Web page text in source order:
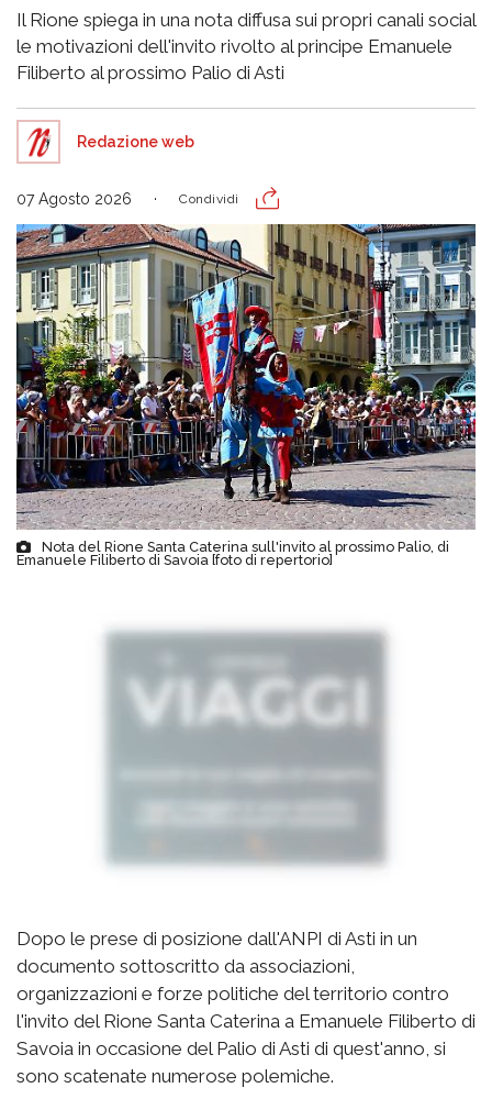
Il Rione spiega in una nota diffusa sui propri canali social
le motivazioni dell'invito rivolto al principe Emanuele
Filiberto al prossimo Palio di Asti
Redazione web
07 Agosto 2026 Condividi
Nota del Rione Santa Caterina sull'invito al prossimo Palio, di
Emanuele Filiberto di Savoia [foto di repertorio]
Dopo le prese di posizione dall'ANPI di Asti in un
documento sottoscritto da associazioni,
organizzazioni e forze politiche del territorio contro
l'invito del Rione Santa Caterina a Emanuele Filiberto di
Savoia in occasione del Palio di Asti di quest'anno, si
sono scatenate numerose polemiche.